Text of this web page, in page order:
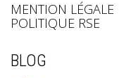
MENTION LÉGALE
POLITIQUE RSE
BLOG